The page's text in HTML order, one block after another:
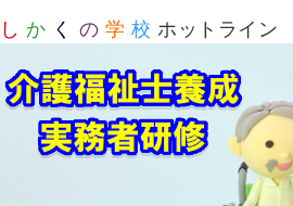
し か く の 学 校 ホットライン